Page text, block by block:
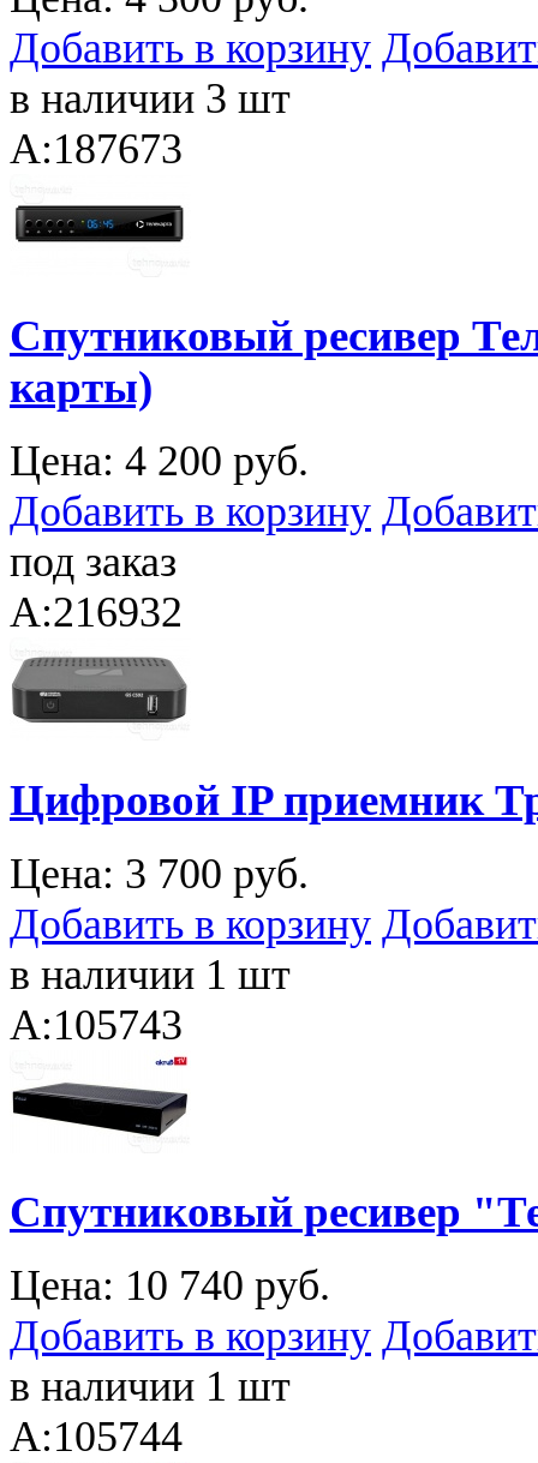
Добавить в корзину
в наличии 3 шт
A:187673
Спутниковый ресивер
карты)
Цена: 4 200 руб.
Добавить в корзину
под заказ
A:216932
Цифровой IP приемник
Цена: 3 700 руб.
Добавить в корзину
в наличии 1 шт
A:105743
Спутниковый ресивер
Цена: 10 740 руб.
Добавить в корзину
в наличии 1 шт
A:105744